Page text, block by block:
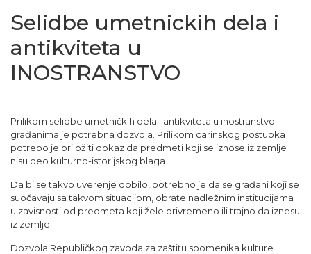
Selidbe umetnickih dela i
antikviteta u
INOSTRANSTVO
Prilikom selidbe umetničkih dela i antikviteta u inostranstvo
građanima je potrebna dozvola. Prilikom carinskog postupka
potrebo je priložiti dokaz da predmeti koji se iznose iz zemlje
nisu deo kulturno-istorijskog blaga.
Da bi se takvo uverenje dobilo, potrebno je da se građani koji se
suočavaju sa takvom situacijom, obrate nadležnim institucijama
u zavisnosti od predmeta koji žele privremeno ili trajno da iznesu
iz zemlje.
Dozvola Republičkog zavoda za zaštitu spomenika kulture